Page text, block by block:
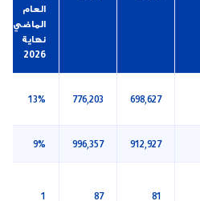
العام
الماضي
نهاية
2026
698,627
776,203
13%
912,927
996,357
9%
81
87
1